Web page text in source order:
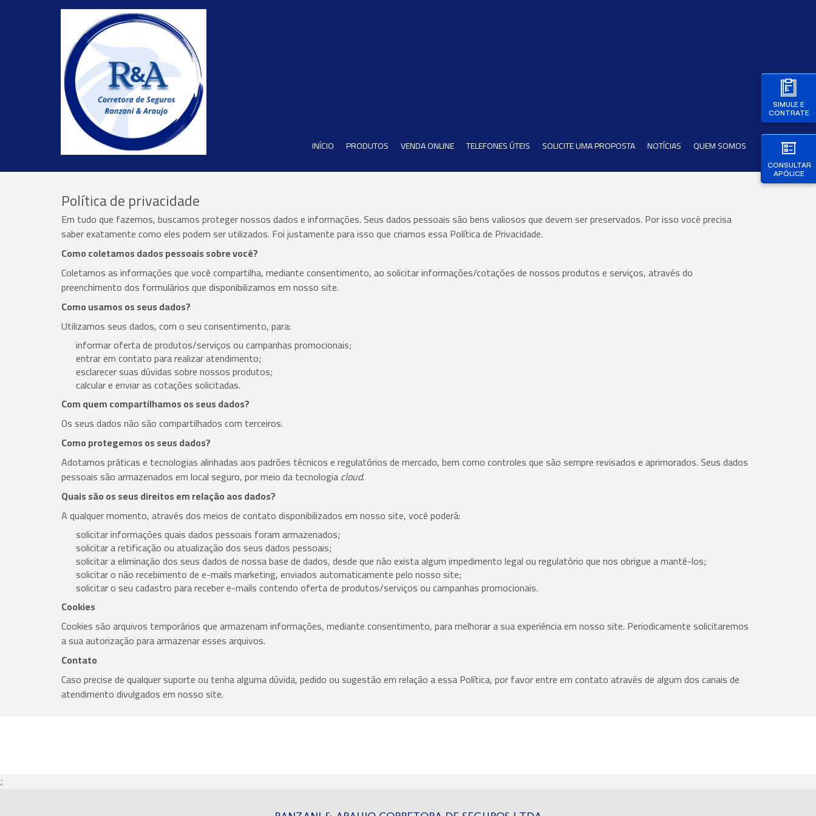
SIMULE E
CONTRATE
CONSULTAR
APÓLICE
INÍCIO PRODUTOS VENDA ONLINE TELEFONES ÚTEIS SOLICITE UMA PROPOSTA NOTÍCIAS QUEM SOMOS
Política de privacidade
Em tudo que fazemos, buscamos proteger nossos dados e informações. Seus dados pessoais são bens valiosos que devem ser preservados. Por isso você precisa
saber exatamente como eles podem ser utilizados. Foi justamente para isso que criamos essa Política de Privacidade.
Como coletamos dados pessoais sobre você?
Coletamos as informações que você compartilha, mediante consentimento, ao solicitar informações/cotações de nossos produtos e serviços, através do
preenchimento dos formulários que disponibilizamos em nosso site.
Como usamos os seus dados?
Utilizamos seus dados, com o seu consentimento, para:
informar oferta de produtos/serviços ou campanhas promocionais;
entrar em contato para realizar atendimento;
esclarecer suas dúvidas sobre nossos produtos;
calcular e enviar as cotações solicitadas.
Com quem compartilhamos os seus dados?
Os seus dados não são compartilhados com terceiros.
Como protegemos os seus dados?
Adotamos práticas e tecnologias alinhadas aos padrões técnicos e regulatórios de mercado, bem como controles que são sempre revisados e aprimorados. Seus dados
pessoais são armazenados em local seguro, por meio da tecnologiacloud.
Quais são os seus direitos em relação aos dados?
A qualquer momento, através dos meios de contato disponibilizados em nosso site, você poderá:
solicitar informações quais dados pessoais foram armazenados;
solicitar a retificação ou atualização dos seus dados pessoais;
solicitar a eliminação dos seus dados de nossa base de dados, desde que não exista algum impedimento legal ou regulatório que nos obrigue a mantê-los;
solicitar o não recebimento de e-mails marketing, enviados automaticamente pelo nosso site;
solicitar o seu cadastro para receber e-mails contendo oferta de produtos/serviços ou campanhas promocionais.
Cookies
Cookies são arquivos temporários que armazenam informações, mediante consentimento, para melhorar a sua experiência em nosso site. Periodicamente solicitaremos
a sua autorização para armazenar esses arquivos.
Contato
Caso precise de qualquer suporte ou tenha alguma dúvida, pedido ou sugestão em relação a essa Política, por favor entre em contato através de algum dos canais de
atendimento divulgados em nosso site.
;